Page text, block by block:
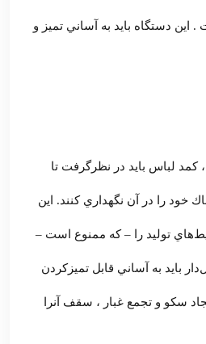
دستگاه بايد به آساني تميز و
، كمد لباس بايد در نظرگرفت تا
را در آن نگهداري كنند. اين
توليد را – كه ممنوع است –
بايد به آساني قابل تميزكردن
سكو و تجمع غبار ، سقف آنرا